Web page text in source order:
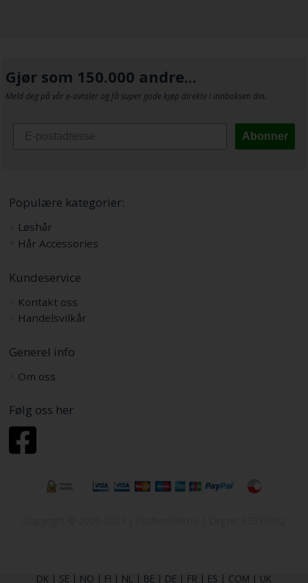
Gjør som 150.000 andre...
Meld deg på vår e-avtaler og få super gode kjøp direkte i innboksen din.
Abonner
Populære kategorier:
Løshår
Hår Accessories
Kundeservice
Kontakt oss
Handelsvilkår
Generel info
Om oss
Følg oss her
DK | SE | NO | FI | NL | BE | DE | FR | ES | COM | UK